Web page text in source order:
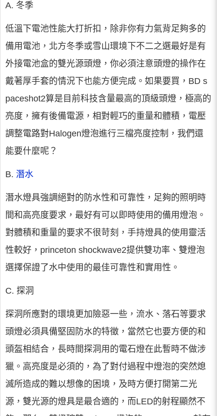
A. 冬季
低溫下電池性能大打折扣，除非你有力氣背足夠多的
備用電池，北方冬季或雪山環境下不二之選最好是有
外接電池盒的雙光源頭燈，你必須注意頭燈的操作在
戴著厚手套的情況下也能方便完成。如果要買，BD s
paceshot2算是目前科技含量最高的頂級頭燈，極高的
亮度，擁有後備電源，相對輕巧的重量和體積，電壓
調整電路對Halogen燈泡進行三檔亮度控制，我們還
能要什麼呢？
B. 潛水
潛水燈具強調絕對的防水性和可靠性，足夠的照明時
間和高亮度要求，最好有可以即時使用的備用燈泡。
對體積和重量的要求不很苛刻，手持燈具的使用靈活
性較好，princeton shockwave2提供雙功率、雙燈泡
選擇保證了水中使用的最佳可靠性和實用性。
C. 探洞
探洞所應對的環境更加險惡一些，流水、落石等要求
頭燈必須具備堅固防水的特徵，當然它也要方便的和
頭盔相結合，長時間探洞用的電石燈在此暫時不做涉
獵。高亮度是必須的，為了對付過程中燈泡的突然熄
滅所造成的難以想像的困境，及時方便打開第二光
源，雙光源的燈具是最合適的，而LED的射程顯然不